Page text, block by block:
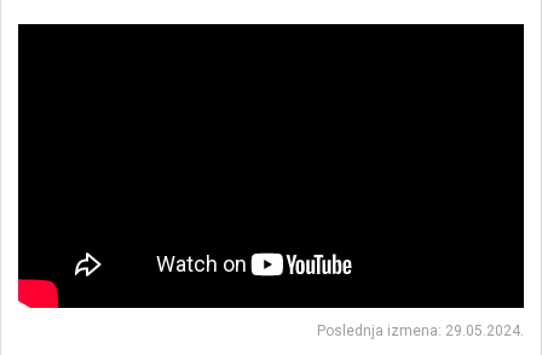
Poslednja izmena: 29.05.2024.